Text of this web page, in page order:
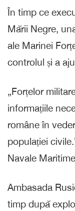
În timp ce
Mării Negre,
ale Marinei
controlul și a
„Forțelor
informațiile
române în
populației
Navale
Ambasada
timp după